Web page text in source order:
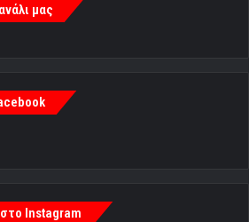
μας
Instagram